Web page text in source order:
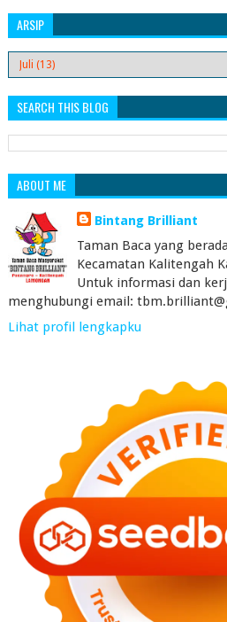
ARSIP
SEARCH THIS BLOG
ABOUT ME
Bintang Brilliant
Taman Baca yang
Kecamatan Kalitengah
Untuk informasi dan
menghubungi email:
Lihat profil lengkapku